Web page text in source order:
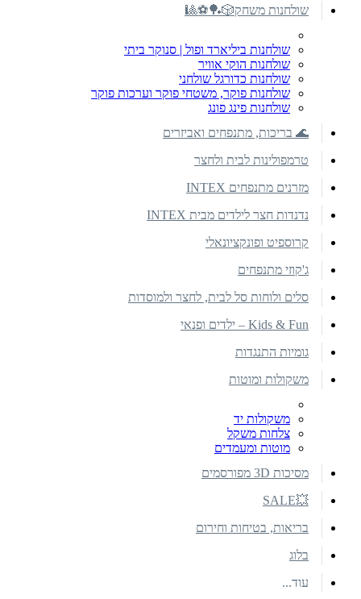
שולחנות משחק🎲🏓⚽🎱
שולחנות ביליארד ופול | סנוקר ביתי
שולחנות הוקי אוויר
שולחנות כדורגל שולחני
שולחנות פוקר, משטחי פוקר וערכות פוקר
שולחנות פינג פונג
🌊 בריכות, מתנפחים ואביזרים
טרמפולינות לבית ולחצר
מזרנים מתנפחים INTEX
נדנדות חצר לילדים מבית INTEX
קרוספיט ופונקציונאלי
ג'קוזי מתנפחים
סלים ולוחות סל לבית, לחצר ולמוסדות
Kids & Fun – ילדים ופנאי
גומיות התנגדות
משקולות ומוטות
משקולות יד
צלחות משקל
מוטות ומעמדים
מסיכות 3D מפורסמים
💥SALE
בריאות, בטיחות וחירום
בלוג
עוד...